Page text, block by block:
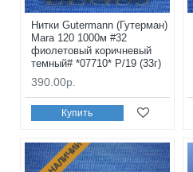
Нитки Gutermann (Гутерман)
Mara 120 1000м #32
фиолетовый коричневый
темный# *07710* P/19 (33г)
390.00р.
Купить